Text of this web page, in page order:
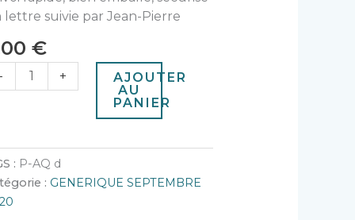
lettre suivie par Jean-Pierre
€
- +
AJOUTER
AU
PANIER
: P-AQ d
: GENERIQUE SEPTEMBRE